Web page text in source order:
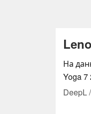
На
Yoga 7
DeepL